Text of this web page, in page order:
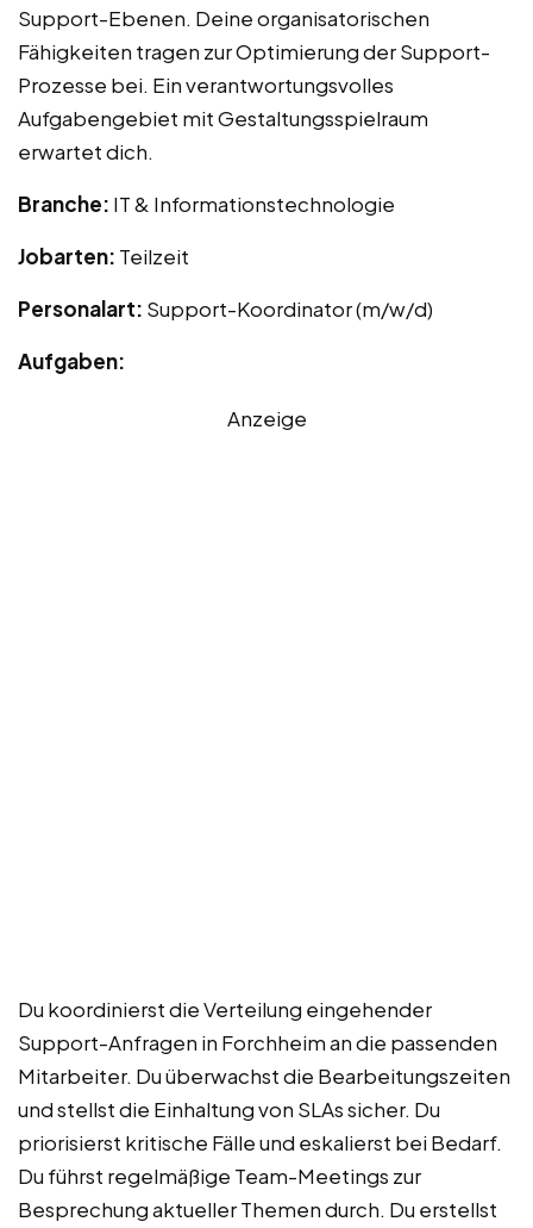
Support-Ebenen. Deine organisatorischen
Fähigkeiten tragen zur Optimierung der Support-
Prozesse bei. Ein verantwortungsvolles
Aufgabengebiet mit Gestaltungsspielraum
erwartet dich.
Branche: IT & Informationstechnologie
Jobarten: Teilzeit
Personalart: Support-Koordinator (m/w/d)
Aufgaben:
Anzeige
Du koordinierst die Verteilung eingehender
Support-Anfragen in Forchheim an die passenden
Mitarbeiter. Du überwachst die Bearbeitungszeiten
und stellst die Einhaltung von SLAs sicher. Du
priorisierst kritische Fälle und eskalierst bei Bedarf.
Du führst regelmäßige Team-Meetings zur
Besprechung aktueller Themen durch. Du erstellst